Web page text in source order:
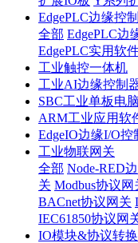
EdgePLC边缘控
全部 EdgePLC边
EdgePLC实用软
工业触控一体机
工业AI边缘控制
SBC工业单板电脑
ARM工业应用软
EdgeIO边缘I/O控
工业物联网关
全部 Node-RED
关 Modbus协议网
BACnet协议网关
IEC61850协议网
IO模块&协议转